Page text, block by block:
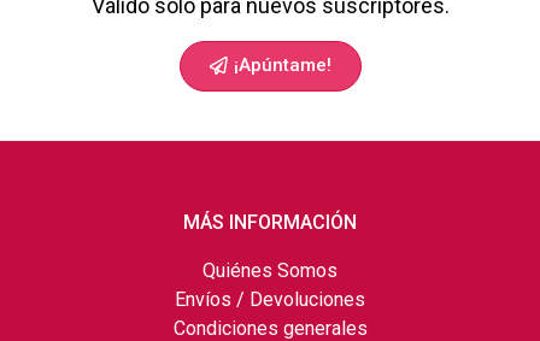
¡Apúntame!
MÁS INFORMACIÓN
Quiénes Somos
Envíos / Devoluciones
Condiciones generales